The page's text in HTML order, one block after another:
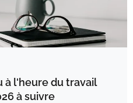
à l'heure du travail
à suivre